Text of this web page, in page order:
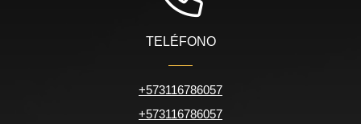
TELÉFONO
+573116786057
+573116786057